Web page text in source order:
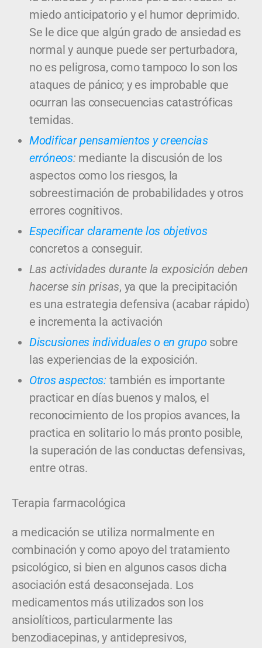
miedo anticipatorio y el humor deprimido.
Se le dice que algún grado de ansiedad es
normal y aunque puede ser perturbadora,
no es peligrosa, como tampoco lo son los
ataques de pánico; y es improbable que
ocurran las consecuencias catastróficas
temidas.
Modificar pensamientos y creencias
erróneos: mediante la discusión de los
aspectos como los riesgos, la
sobreestimación de probabilidades y otros
errores cognitivos.
Especificar claramente los objetivos
concretos a conseguir.
Las actividades durante la exposición deben
hacerse sin prisas, ya que la precipitación
es una estrategia defensiva (acabar rápido)
e incrementa la activación
Discusiones individuales o en grupo sobre
las experiencias de la exposición.
Otros aspectos: también es importante
practicar en días buenos y malos, el
reconocimiento de los propios avances, la
practica en solitario lo más pronto posible,
la superación de las conductas defensivas,
entre otras.
Terapia farmacológica
a medicación se utiliza normalmente en
combinación y como apoyo del tratamiento
psicológico, si bien en algunos casos dicha
asociación está desaconsejada. Los
medicamentos más utilizados son los
ansiolíticos, particularmente las
benzodiacepinas, y antidepresivos,